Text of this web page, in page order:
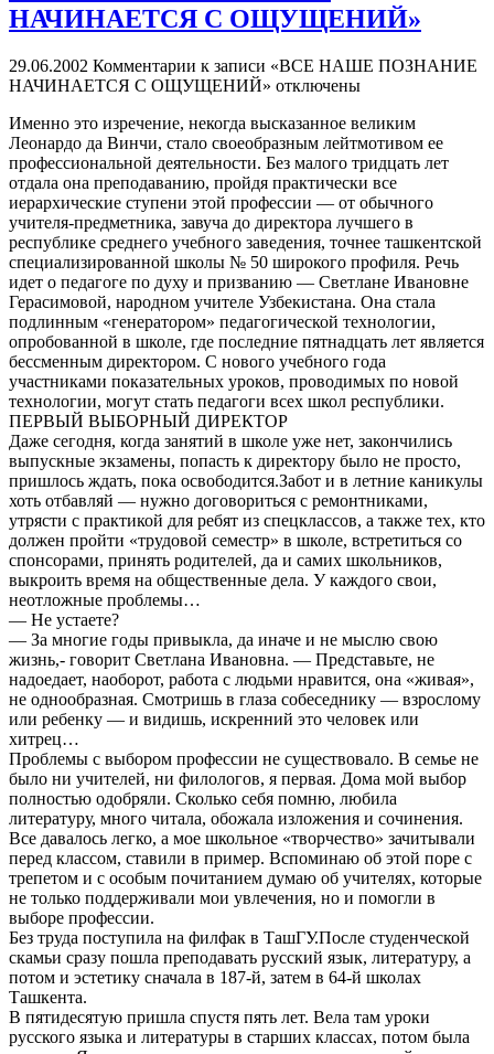
НАЧИНАЕТСЯ С ОЩУЩЕНИЙ»
29.06.2002 Комментарии к записи «ВСЕ НАШЕ ПОЗНАНИЕ
НАЧИНАЕТСЯ С ОЩУЩЕНИЙ» отключены
Именно это изречение, некогда высказанное великим
Леонардо да Винчи, стало своеобразным лейтмотивом ее
профессиональной деятельности. Без малого тридцать лет
отдала она преподаванию, пройдя практически все
иерархические ступени этой профессии — от обычного
учителя-предметника, завуча до директора лучшего в
республике среднего учебного заведения, точнее ташкентской
специализированной школы № 50 широкого профиля. Речь
идет о педагоге по духу и призванию — Светлане Ивановне
Герасимовой, народном учителе Узбекистана. Она стала
подлинным «генератором» педагогической технологии,
опробованной в школе, где последние пятнадцать лет является
бессменным директором. С нового учебного года
участниками показательных уроков, проводимых по новой
технологии, могут стать педагоги всех школ республики.
ПЕРВЫЙ ВЫБОРНЫЙ ДИРЕКТОР
Даже сегодня, когда занятий в школе уже нет, закончились
выпускные экзамены, попасть к директору было не просто,
пришлось ждать, пока освободится.Забот и в летние каникулы
хоть отбавляй — нужно договориться с ремонтниками,
утрясти с практикой для ребят из спецклассов, а также тех, кто
должен пройти «трудовой семестр» в школе, встретиться со
спонсорами, принять родителей, да и самих школьников,
выкроить время на общественные дела. У каждого свои,
неотложные проблемы…
— Не устаете?
— За многие годы привыкла, да иначе и не мыслю свою
жизнь,- говорит Светлана Ивановна. — Представьте, не
надоедает, наоборот, работа с людьми нравится, она «живая»,
не однообразная. Смотришь в глаза собеседнику — взрослому
или ребенку — и видишь, искренний это человек или
хитрец…
Проблемы с выбором профессии не существовало. В семье не
было ни учителей, ни филологов, я первая. Дома мой выбор
полностью одобряли. Сколько себя помню, любила
литературу, много читала, обожала изложения и сочинения.
Все давалось легко, а мое школьное «творчество» зачитывали
перед классом, ставили в пример. Вспоминаю об этой поре с
трепетом и с особым почитанием думаю об учителях, которые
не только поддерживали мои увлечения, но и помогли в
выборе профессии.
Без труда поступила на филфак в ТашГУ.После студенческой
скамьи сразу пошла преподавать русский язык, литературу, а
потом и эстетику сначала в 187-й, затем в 64-й школах
Ташкента.
В пятидесятую пришла спустя пять лет. Вела там уроки
русского языка и литературы в старших классах, потом была